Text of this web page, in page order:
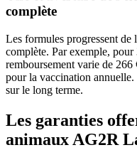
complète
Les formules progressent de
complète. Par exemple,
remboursement varie de
pour la vaccination
sur le long terme.
Les garanties
animaux AG2R